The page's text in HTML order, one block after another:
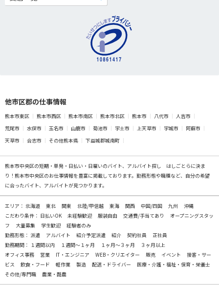
他市区郡の仕事情報
熊本市東区 熊本市西区 熊本市南区 熊本市北区 熊本市 八代市
人吉市
荒尾市
水俣市 玉名市 山鹿市 菊池市 宇土市 上天草市 宇城市
阿蘇市
天草市
合志市 その他熊本県 下益城郡城南町
熊本市中央区の短期・単発・日払い・日雇いのバイト、アルバイト探し
はしごとらに決ま
り！熊本市中央区のお仕事情報を豊富に掲載しております。勤務形態や職種など、自分の希望
に合ったバイト、アルバイトが見つかります。
エリア： 北海道 東北 関東 北陸/甲信越 東海 関西 中国/四国 九州
沖縄
こだわり条件： 日払いOK 未経験歓迎 服装自由 交通費/手当てあり
オープニングスタッ
フ
大量募集 学生歓迎
経験者のみ
勤務形態： 派遣 アルバイト 紹介予定派遣 紹介 契約社員
正社員
勤務期間： １週間以内 １週間～１ヶ月 １ヶ月～３ヶ月
３ヶ月以上
オフィス事務
営業 IT・エンジニア WEB・クリエイター 販売 イベント
接客・サー
ビス
飲食・フード 軽作業 製造 配送・ドライバー
医療・介護・福祉・保育・栄養士
その他/専門職
農業・酪農